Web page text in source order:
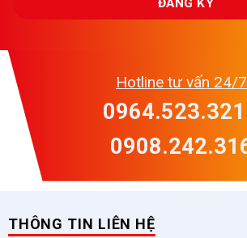
Hotline tư vấn 24/7
THÔNG TIN LIÊN HỆ